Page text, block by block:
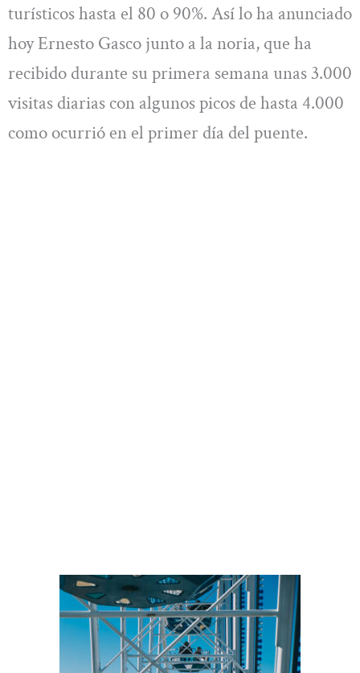
turísticos hasta el 80 o 90%. Así lo ha anunciado
hoy Ernesto Gasco junto a la noria, que ha
recibido durante su primera semana unas 3.000
visitas diarias con algunos picos de hasta 4.000
como ocurrió en el primer día del puente.